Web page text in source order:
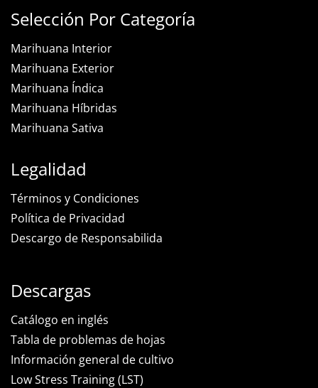
Selección Por Categoría
Marihuana Interior
Marihuana Exterior
Marihuana Índica
Marihuana Híbridas
Marihuana Sativa
Legalidad
Términos y Condiciones
Política de Privacidad
Descargo de Responsabilida
Descargas
Catálogo en inglés
Tabla de problemas de hojas
Información general de cultivo
Low Stress Training (LST)